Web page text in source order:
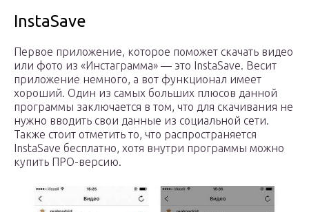
InstaSave
Первое приложение, которое поможет скачать видео
или фото из «Инстаграмма» — это InstaSave. Весит
приложение немного, а вот функционал имеет
хороший. Один из самых больших плюсов данной
программы заключается в том, что для скачивания не
нужно вводить свои данные из социальной сети.
Также стоит отметить то, что распространяется
InstaSave бесплатно, хотя внутри программы можно
купить ПРО-версию.